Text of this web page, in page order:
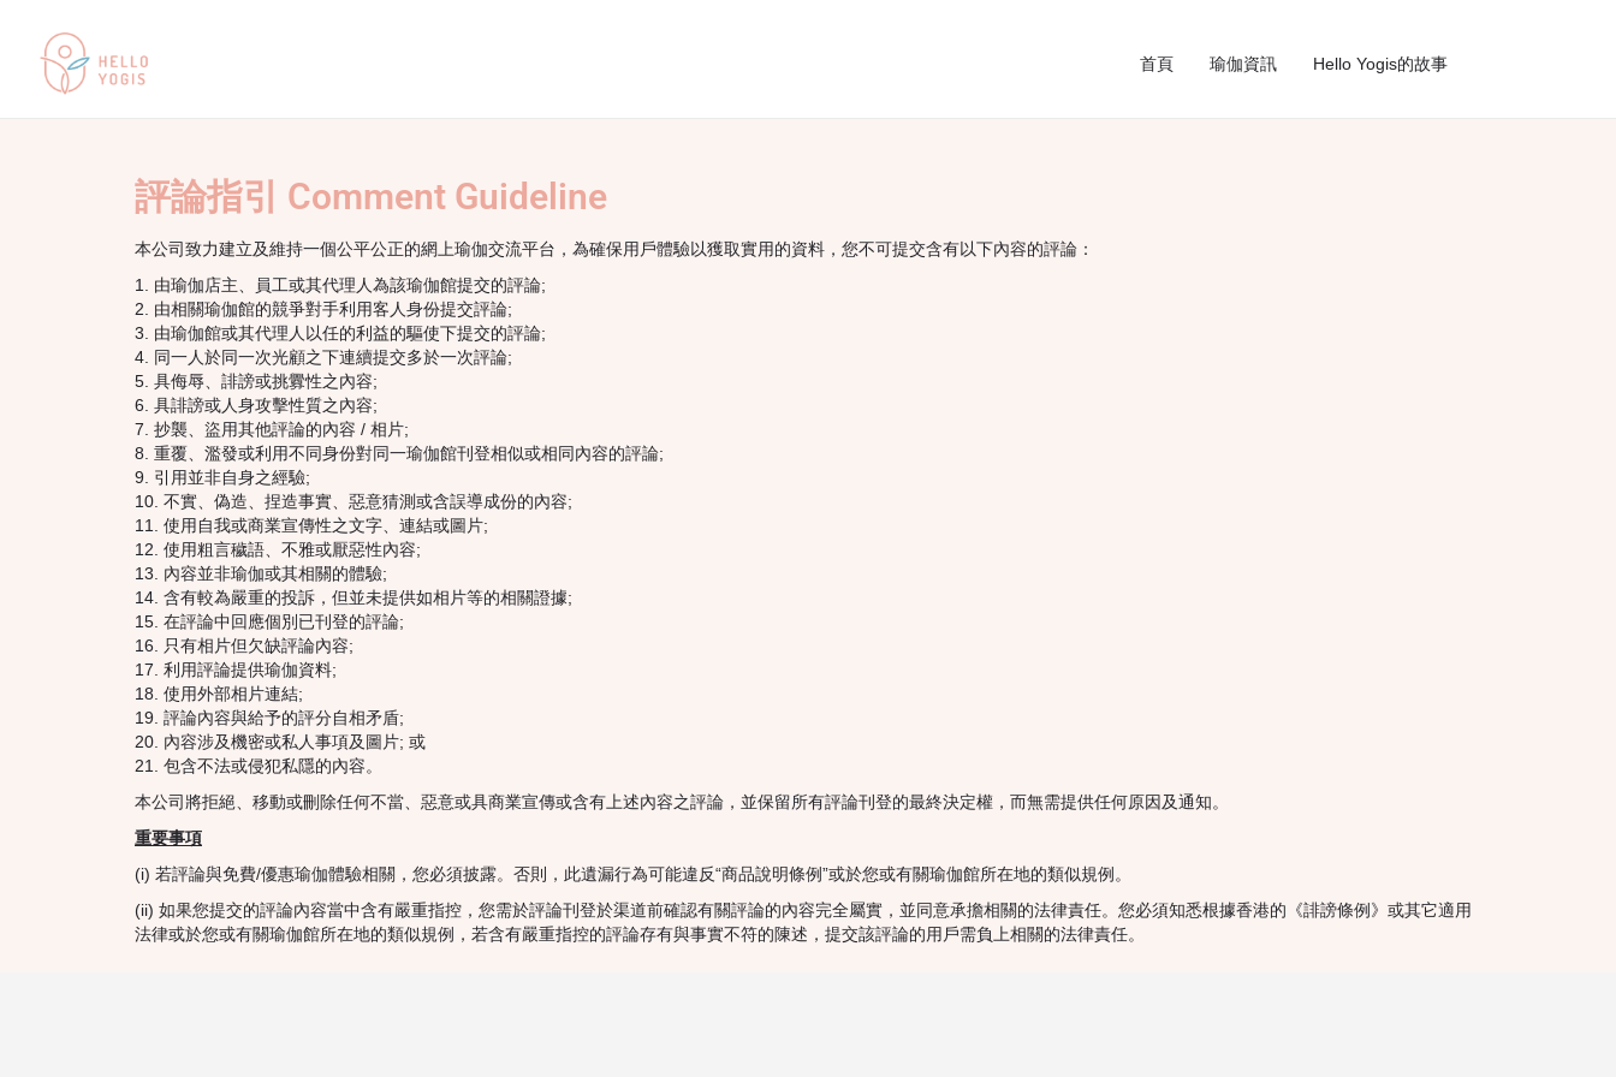
首頁 瑜伽資訊 Hello Yogis的故事
評論指引 Comment Guideline
本公司致力建立及維持一個公平公正的網上瑜伽交流平台，為確保用戶體驗以獲取實用的資料，您不可提交含有以下內容的評論：
由瑜伽店主、員工或其代理人為該瑜伽館提交的評論;
由相關瑜伽館的競爭對手利用客人身份提交評論;
由瑜伽館或其代理人以任的利益的驅使下提交的評論;
同一人於同一次光顧之下連續提交多於一次評論;
具侮辱、誹謗或挑釁性之內容;
具誹謗或人身攻擊性質之內容;
抄襲、盜用其他評論的內容 / 相片;
重覆、濫發或利用不同身份對同一瑜伽館刊登相似或相同內容的評論;
引用並非自身之經驗;
不實、偽造、捏造事實、惡意猜測或含誤導成份的內容;
使用自我或商業宣傳性之文字、連結或圖片;
使用粗言穢語、不雅或厭惡性內容;
內容並非瑜伽或其相關的體驗;
含有較為嚴重的投訴，但並未提供如相片等的相關證據;
在評論中回應個別已刊登的評論;
只有相片但欠缺評論內容;
利用評論提供瑜伽資料;
使用外部相片連結;
評論內容與給予的評分自相矛盾;
內容涉及機密或私人事項及圖片; 或
包含不法或侵犯私隱的內容。
本公司將拒絕、移動或刪除任何不當、惡意或具商業宣傳或含有上述內容之評論，並保留所有評論刊登的最終決定權，而無需提供任何原因及通知。
重要事項
(i) 若評論與免費/優惠瑜伽體驗相關，您必須披露。否則，此遺漏行為可能違反“商品說明條例”或於您或有關瑜伽館所在地的類似規例。
(ii) 如果您提交的評論內容當中含有嚴重指控，您需於評論刊登於渠道前確認有關評論的內容完全屬實，並同意承擔相關的法律責任。您必須知悉根據香港的《誹謗條例》或其它適用
法律或於您或有關瑜伽館所在地的類似規例，若含有嚴重指控的評論存有與事實不符的陳述，提交該評論的用戶需負上相關的法律責任。